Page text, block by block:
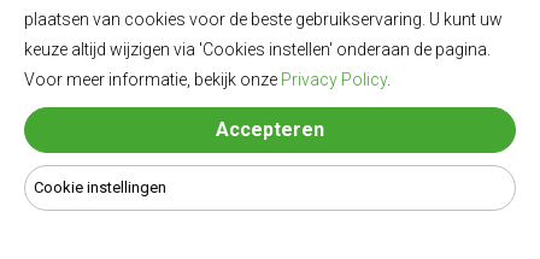
Klantenservice
Contact
Retour & ruilen
Garantie
plaatsen van cookies voor de beste gebruikservaring. U kunt uw
keuze altijd wijzigen via 'Cookies instellen' onderaan de pagina.
Voor meer informatie, bekijk onze Privacy Policy.
Accepteren
Cookie instellingen